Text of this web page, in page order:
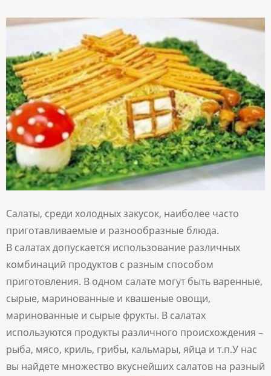
Салаты, среди холодных закусок, наиболее часто
приготавливаемые и разнообразные блюда.
В салатах допускается использование различных
комбинаций продуктов с разным способом
приготовления. В одном салате могут быть варенные,
сырые, маринованные и квашеные овощи,
маринованные и сырые фрукты. В салатах
используются продукты различного происхождения –
рыба, мясо, криль, грибы, кальмары, яйца и т.п.У нас
вы найдете множество вкуснейших салатов на разный